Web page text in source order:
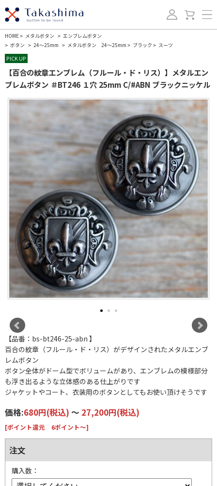
HOME> メタルボタン > エンブレムボタン
> ボタン > 24～25mm > メタルボタン 24～25mm > ブラック > スーツ
PICK UP
【百合の紋章エンブレム（フルール・ド・リス）】メタルエン
ブレムボタン ＃BT246 １穴 25mm C/#ABN ブラックニッケル
【品番：bs-bt246-25-abn 】
百合の紋章（フルール・ド・リス）がデザインされたメタルエンブ
レムボタン
ボタン全体がドーム型でボリュームがあり、エンブレムの模様部分
も浮き出るような立体感のある仕上がりです
ジャケットやコート、衣装用のボタンとしてもお使い頂けそうです
価格:680円(税込) ～ 27,200円(税込)
[ポイント還元 6ポイント～]
注文
購入数：